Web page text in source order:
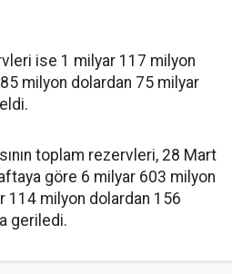
ise 1 milyar 117 milyon
milyon dolardan 75 milyar
toplam rezervleri, 28 Mart
göre 6 milyar 603 milyon
114 milyon dolardan 156
geriledi.